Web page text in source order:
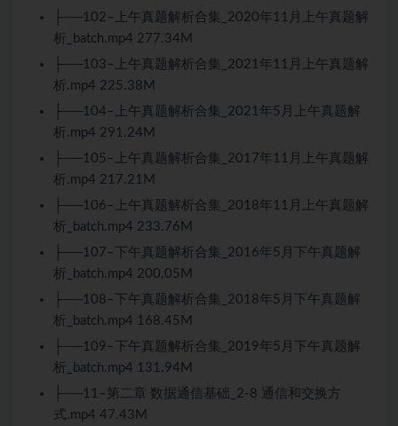
├──102–上午真题解析合集_2020年11月上午真题解
析_batch.mp4 277.34M
├──103–上午真题解析合集_2021年11月上午真题解
析.mp4 225.38M
├──104–上午真题解析合集_2021年5月上午真题解
析.mp4 291.24M
├──105–上午真题解析合集_2017年11月上午真题解
析.mp4 217.21M
├──106–上午真题解析合集_2018年11月上午真题解
析_batch.mp4 233.76M
├──107–下午真题解析合集_2016年5月下午真题解
析_batch.mp4 200.05M
├──108–下午真题解析合集_2018年5月下午真题解
析_batch.mp4 168.45M
├──109–下午真题解析合集_2019年5月下午真题解
析_batch.mp4 131.94M
├──11–第二章 数据通信基础_2-8 通信和交换方
式.mp4 47.43M